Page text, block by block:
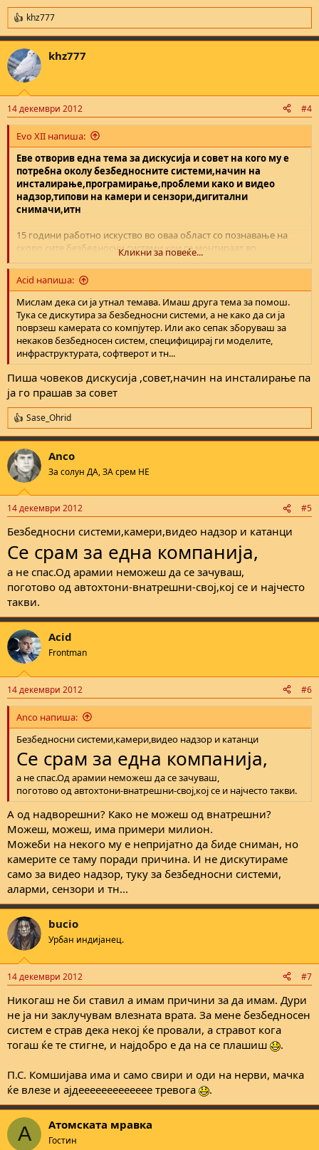
R
e
a
c
t
i
s
:
khz777
khz777
14 декември 2012 #4
Evo XII напиша:
Еве отворив една тема за дискусија и совет на кого му е
потребна околу безбедносните системи,начин на
инсталирање,програмирање,проблеми како и видео
надзор,типови на камери и сензори,дигитални
снимачи,итн
15 години работно искуство во оваа област со познавање на
скоро сите безбедносни системи кои се монтираат во
Мк(PARADOX,BENTEL,DSC,FBI,ADEMCO)
Кликни за повеќе...
Acid напиша:
Мислам дека си ја утнал темава. Имаш друга тема за помош.
Тука се дискутира за безбедносни системи, а не како да си ја
поврзеш камерата со компјутер. Или ако сепак зборуваш за
некаков безбедносен систем, специфицирај ги моделите,
инфраструктурата, софтверот и тн...
Пиша човеков дискусија ,совет,начин на инсталирање па
ја го прашав за совет
R
e
a
c
t
i
s
Sase_Ohrid
Anco
За солун ДА, ЗА срем НЕ
14 декември 2012 #5
Безбедносни системи,камери,видео надзор и катанци
Се срам за една компанија,
а не спас.Од арамии неможеш да се зачуваш,
поготово од автохтони-внатрешни-свој,кој се и најчесто
такви.
Acid
Frontman
14 декември 2012 #6
Anco напиша:
Безбедносни системи,камери,видео надзор и катанци
Се срам за една компанија,
а не спас.Од арамии неможеш да се зачуваш,
поготово од автохтони-внатрешни-свој,кој се и најчесто такви.
А од надворешни? Како не можеш од внатрешни?
Можеш, можеш, има примери милион.
Можеби на некого му е непријатно да биде сниман, но
камерите се таму поради причина. И не дискутираме
само за видео надзор, туку за безбедносни системи,
аларми, сензори и тн...
bucio
Урбан индијанец.
14 декември 2012 #7
Никогаш не би ставил а имам причини за да имам. Дури
не ја ни заклучувам влезната врата. За мене безбедносен
систем е страв дека некој ќе провали, а стравот кога
тогаш ќе те стигне, и најдобро е да на се плашиш
.
П.С. Комшијава има и само свири и оди на нерви, мачка
ќе влезе и ајдеееееееееееее тревога
.
А Атомската мравка
Гостин